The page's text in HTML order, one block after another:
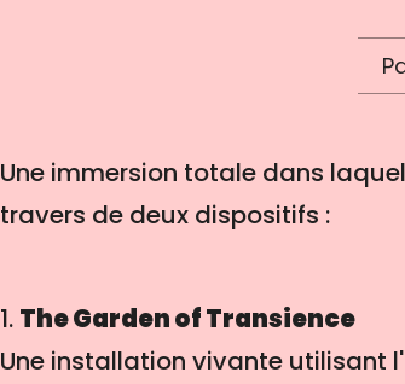
Une immersion totale dans
travers de deux dispositifs :
1. The Garden of Transience
Une installation vivante utilisant